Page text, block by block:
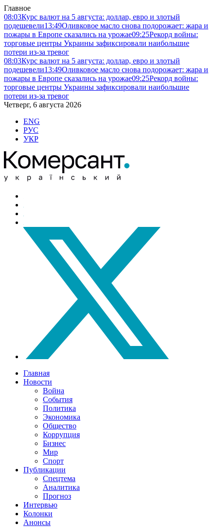
Главное
08:03Курс валют на 5 августа: доллар, евро и злотый
подешевели13:49Оливковое масло снова подорожает: жара и
пожары в Европе сказались на урожае09:25Рекорд войны:
торговые центры Украины зафиксировали наибольшие
потери из-за тревог
08:03Курс валют на 5 августа: доллар, евро и злотый
подешевели13:49Оливковое масло снова подорожает: жара и
пожары в Европе сказались на урожае09:25Рекорд войны:
торговые центры Украины зафиксировали наибольшие
потери из-за тревог
Четверг, 6 августа 2026
ENG
РУС
УКР
Главная
Новости
Война
События
Политика
Экономика
Общество
Коррупция
Бизнес
Мир
Спорт
Публикации
Спецтема
Аналитика
Прогноз
Интервью
Колонки
Анонсы